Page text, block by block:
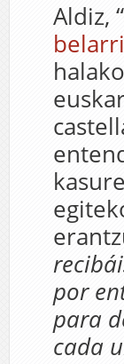
Aldiz, “
por
para
cada